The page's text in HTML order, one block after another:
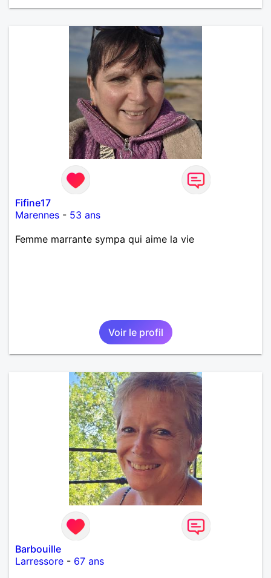
Fifine17
Marennes - 53 ans
Femme marrante sympa qui aime la vie
Voir le profil
Barbouille
Larressore - 67 ans